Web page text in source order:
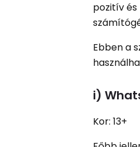
pozitív
Ebben a
i)
Kor: 13+